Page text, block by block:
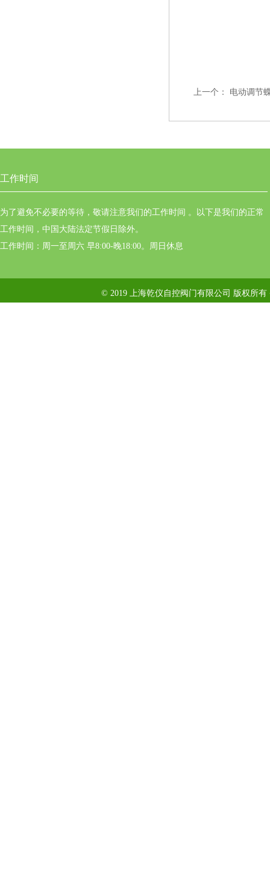
上一个： 电动调节
工作时间
为了避免不必要的等待，敬请注意我们的工作时间 。以下是我们的正常
工作时间，中国大陆法定节假日除外。
工作时间：周一至周六 早8:00-晚18:00。周日休息
© 2019 上海乾仪自控阀门有限公司 版权所有